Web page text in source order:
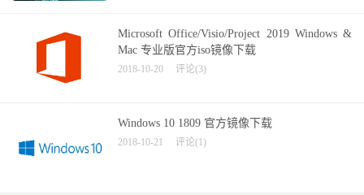
Microsoft Office/Visio/Project 2019 Windows &
Mac 专业版官方iso镜像下载
2018-10-20 评论(3)
Windows 10 1809 官方镜像下载
2018-10-21 评论(1)